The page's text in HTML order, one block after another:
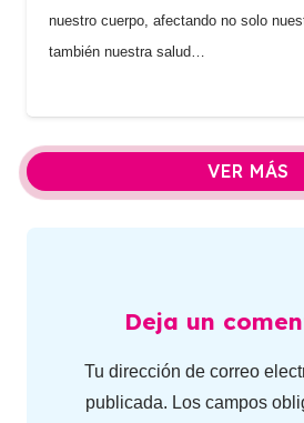
nuestro cuerpo, afectando no solo
también nuestra salud…
VER MÁS
Deja un
Tu dirección de correo
publicada. Los campos